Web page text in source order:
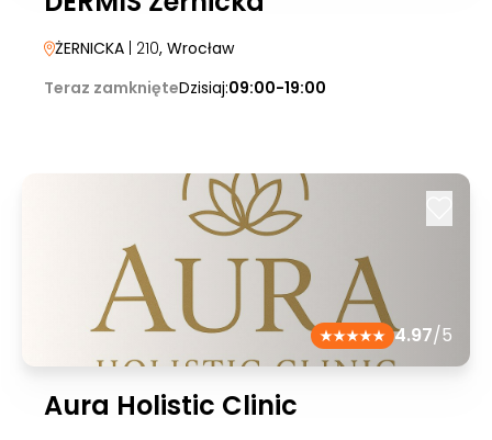
ŻERNICKA | 210, Wrocław
Teraz zamknięteDzisiaj:09:00-19:00
4.97/5
Aura Holistic Clinic